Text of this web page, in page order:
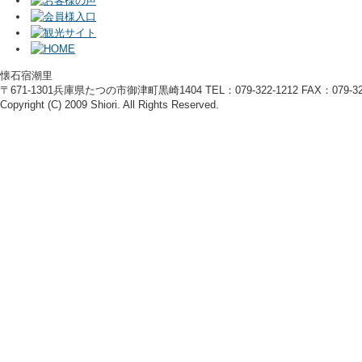
懐石宿潮里
〒671-1301兵庫県たつの市御津町黒崎1404 TEL：079-322-1212 FAX：079-
Copyright (C) 2009 Shiori. All Rights Reserved.